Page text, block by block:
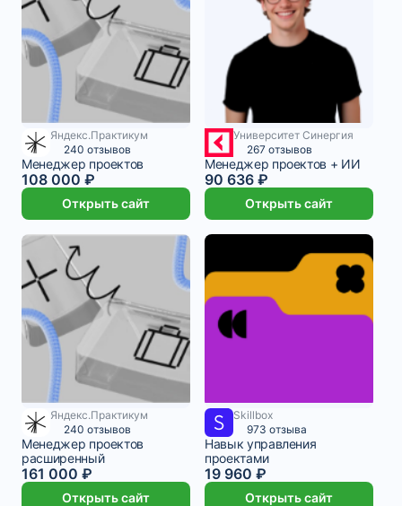
4 409 ₽/мес
Яндекс.Практикум
240 отзывов
Менеджер проектов
108 000 ₽
Открыть сайт
Университет Синергия
267 отзывов
Менеджер проектов + ИИ
90 636 ₽
Открыть сайт
6 572 ₽/мес
Яндекс.Практикум
240 отзывов
Менеджер проектов
расширенный
161 000 ₽
Открыть сайт
6 653 ₽/мес
Skillbox
973 отзыва
Навык управления
проектами
19 960 ₽
Открыть сайт